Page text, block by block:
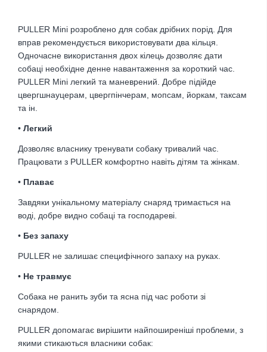
PULLER Mini розроблено для собак дрібних порід. Для
вправ рекомендується використовувати два кільця.
Одночасне використання двох кілець дозволяє дати
собаці необхідне денне навантаження за короткий час.
PULLER Mini легкий та маневрений. Добре підійде
цвергшнауцерам, цвергпінчерам, мопсам, йоркам, таксам
та ін.
• Легкий
Дозволяє власнику тренувати собаку тривалий час.
Працювати з PULLER комфортно навіть дітям та жінкам.
• Плаває
Завдяки унікальному матеріалу снаряд тримається на
воді, добре видно собаці та господареві.
• Без запаху
PULLER не залишає специфічного запаху на руках.
• Не травмує
Собака не ранить зуби та ясна під час роботи зі
снарядом.
PULLER допомагає вирішити найпоширеніші проблеми, з
якими стикаються власники собак: